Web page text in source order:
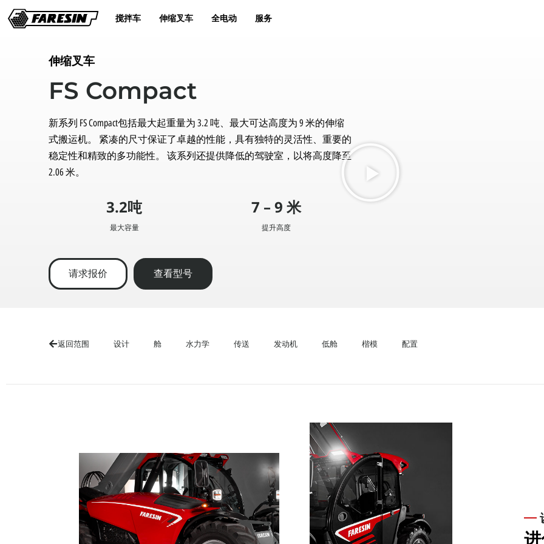
搅拌车 伸缩叉车 全电动 服务
伸缩叉车
FS Compact
新系列 FS Compact包括最大起重量为 3.2 吨、最大可达高度为 9 米的伸缩
式搬运机。 紧凑的尺寸保证了卓越的性能，具有独特的灵活性、重要的
稳定性和精致的多功能性。 该系列还提供降低的驾驶室，以将高度降至
2.06 米。
3.2吨
最大容量
7 – 9 米
提升高度
请求报价 查看型号
返回范围 设计 舱 水力学 传送 发动机 低舱 楷模 配置